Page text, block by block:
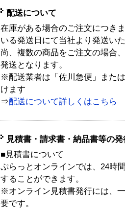
配送について
在庫がある場合のご注文につき
いる発送日にて当社より発送い
尚、複数の商品をご注文の場合
発送となります。
※配送業者は「佐川急便」また
けます
⇒配送について詳しくはこちら
見積書・請求書・納品書等の
■見積書について
ぷらっとオンラインでは、24時
することができます。
※オンライン見積書発行には、
要です。